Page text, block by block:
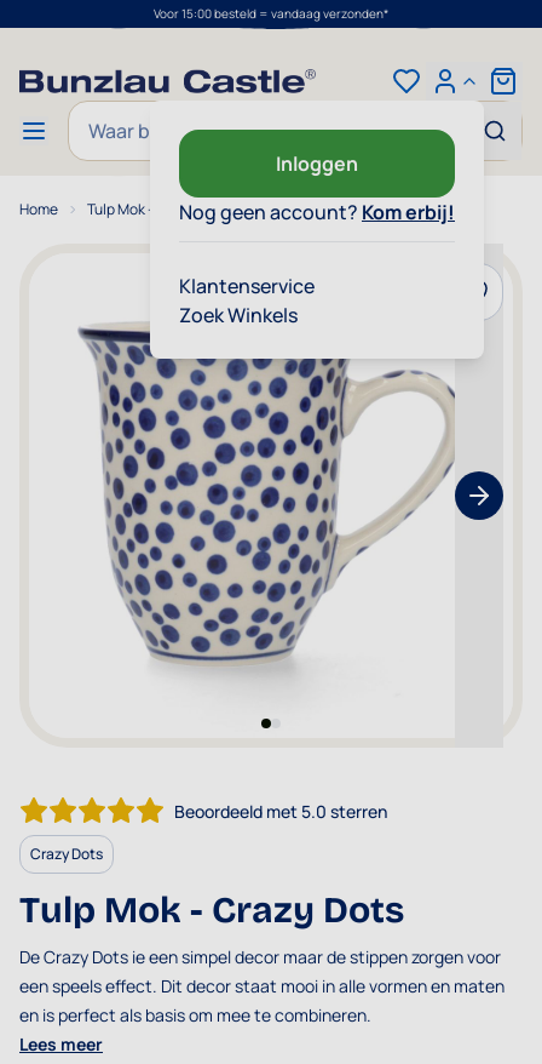
Voor 15:00 besteld = vandaag verzonden*
Inloggen
Nog geen account? Kom erbij!
Klantenservice
Zoek Winkels
Cart
Zoek
Home Tulp Mok - Crazy Dots
Voeg
Show
Beoordeeld met 5.0 sterren
Crazy Dots
Tulp Mok - Crazy Dots
De Crazy Dots ie een simpel decor maar de stippen zorgen voor
een speels effect. Dit decor staat mooi in alle vormen en maten
en is perfect als basis om mee te combineren.
Lees meer